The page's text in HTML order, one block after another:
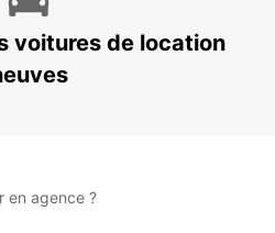
voitures de location
en agence ?